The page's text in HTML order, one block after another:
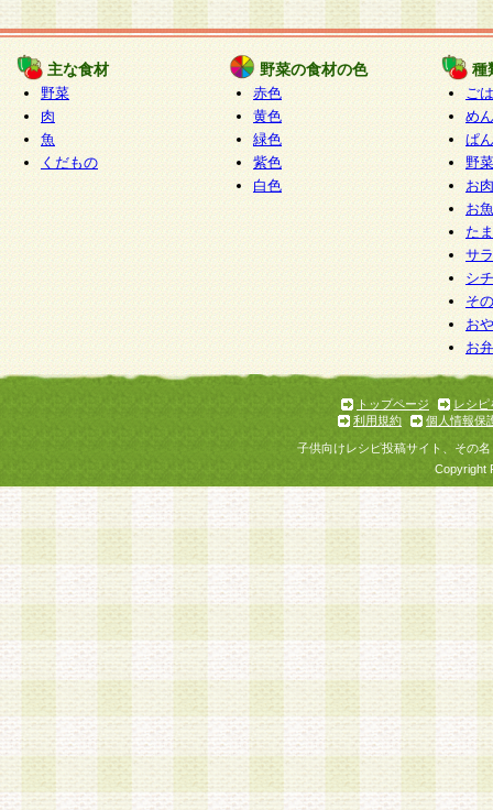
主な食材
野菜
肉
魚
くだもの
野菜の食材の色
赤色
黄色
緑色
紫色
白色
種
ご
めん
ぱん
野
お
お
た
サ
シ
そ
お
お
トップページ
レシピ
利用規約
個人情報保
子供向けレシピ投稿サイト、その
Copyright